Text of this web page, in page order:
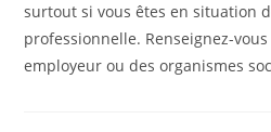
surtout si vous êtes en situation
professionnelle. Renseignez-
employeur ou des organismes